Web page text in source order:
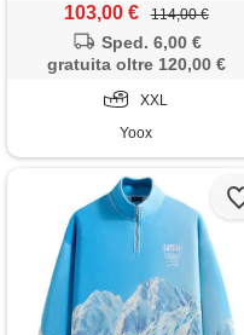
103,00 € 114,00 €
Sped. 6,00 €
gratuita oltre 120,00 €
XXL
Yoox